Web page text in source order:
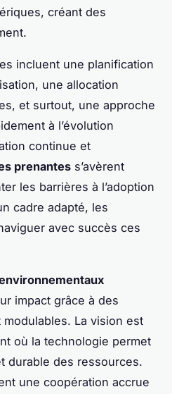
créant des
incluent une planification
une allocation
et surtout, une approche
à l’évolution
continue et
prenantes s’avèrent
les barrières à l’adoption
cadre adapté, les
avec succès ces
impact grâce à des
La vision est
où la technologie permet
durable des ressources.
une coopération accrue